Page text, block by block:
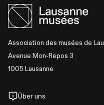
Association des musées de
Avenue Mon-Repos 3
1005 Lausanne
Über uns